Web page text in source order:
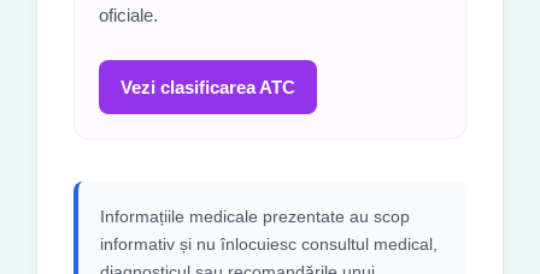
oficiale.
Vezi clasificarea ATC
Informațiile medicale prezentate au scop
informativ și nu înlocuiesc consultul medical,